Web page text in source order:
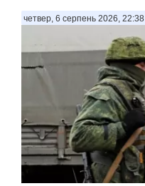
четвер, 6 серпень 2026, 22:38